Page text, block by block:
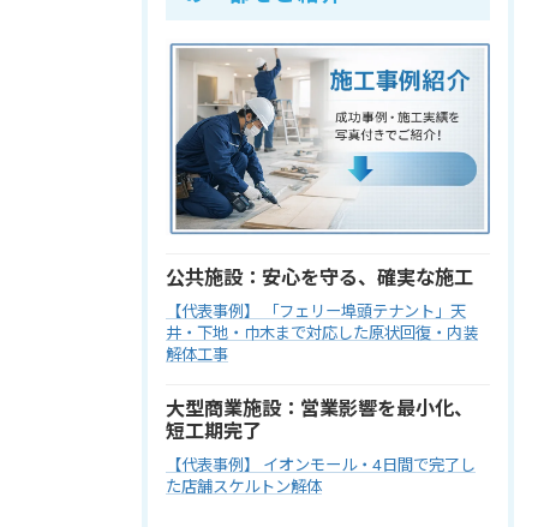
公共施設：安心を守る、確実な施工
【代表事例】 「フェリー埠頭テナント」天
井・下地・巾木まで対応した原状回復・内装
解体工事
大型商業施設：営業影響を最小化、
短工期完了
【代表事例】 イオンモール・4日間で完了し
た店舗スケルトン解体